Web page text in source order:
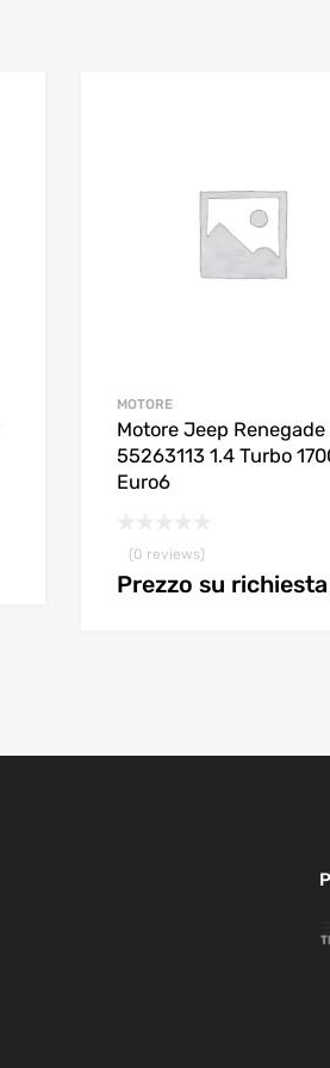
MOTORE
Motore Jeep Renegade
55263113 1.4 Turbo
Euro6
(0 reviews)
Prezzo su richiesta